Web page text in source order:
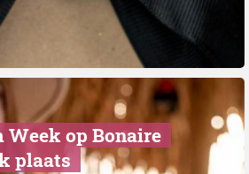
Week op Bonaire
plaats